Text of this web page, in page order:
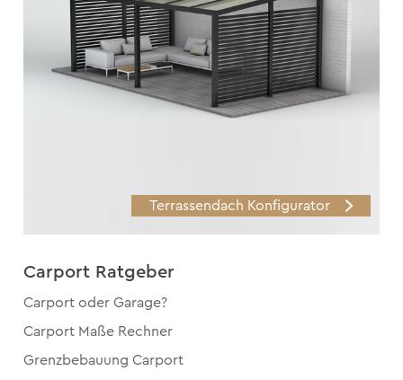
Terrassendach Konfigurator
Carport Ratgeber
Carport oder Garage?
Carport Maße Rechner
Grenzbebauung Carport